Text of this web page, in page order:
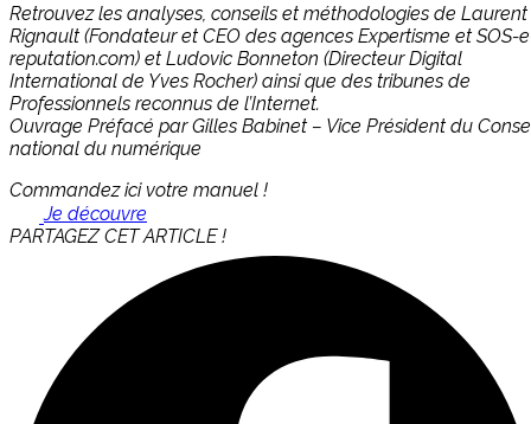
Retrouvez les analyses, conseils et méthodologies de Laurent
Rignault (Fondateur et CEO des agences Expertisme et SOS-
reputation.com) et Ludovic Bonneton (Directeur Digital
International de Yves Rocher) ainsi que des tribunes de
Professionnels reconnus de l’Internet.
Ouvrage Préfacé par Gilles Babinet – Vice Président du
national du numérique
Commandez ici votre manuel !
Je découvre
PARTAGEZ CET ARTICLE !